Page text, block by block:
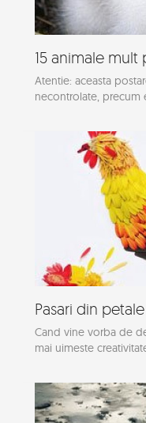
15 animale
Atentie: aceasta
necontrolate, precum
Pasari din
Cand vine vorba de
mai uimeste